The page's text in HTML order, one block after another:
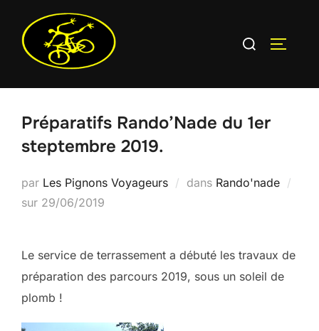
contenu
Rechercher :
Préparatifs Rando’Nade du 1er
steptembre 2019.
par Les Pignons Voyageurs dans Rando'nade
sur Publié
29/06/2019
Le service de terrassement a débuté les travaux de
préparation des parcours 2019, sous un soleil de
plomb !